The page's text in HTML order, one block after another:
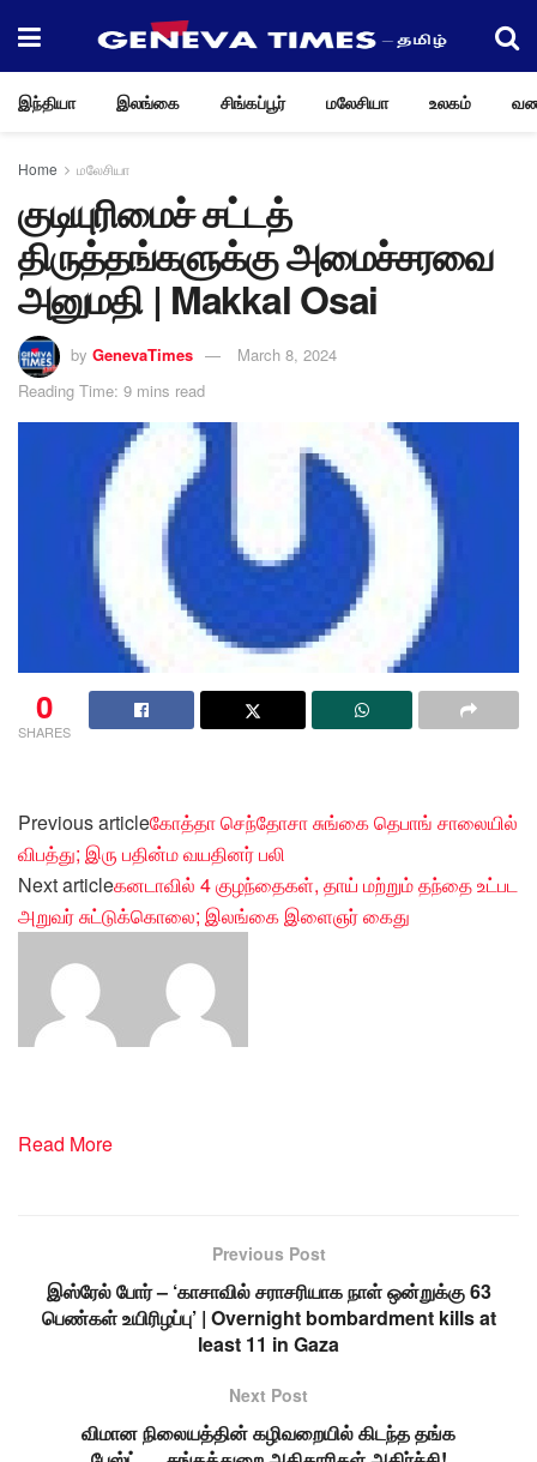
இந்தியா இலங்கை சிங்கப்பூர் மலேசியா உலகம்
Home மலேசியா
குடியுரிமைச் சட்டத்
திருத்தங்களுக்கு அமைச்சரவை
அனுமதி | Makkal Osai
by GenevaTimes
March 8, 2024
Reading Time: 9 mins read
0
SHARES
Previous articleகோத்தா செந்தோசா சுங்கை தெபாங் சாலையில்
விபத்து; இரு பதின்ம வயதினர் பலி
Next articleகனடாவில் 4 குழந்தைகள், தாய் மற்றும் தந்தை உட்பட
அறுவர் சுட்டுக்கொலை; இலங்கை இளைஞர் கைது
Read More
Previous Post
இஸ்ரேல் போர் – ‘காசாவில் சராசரியாக நாள் ஒன்றுக்கு 63
பெண்கள் உயிரிழப்பு’ | Overnight bombardment kills at
least 11 in Gaza
Next Post
விமான நிலையத்தின் கழிவறையில் கிடந்த தங்க